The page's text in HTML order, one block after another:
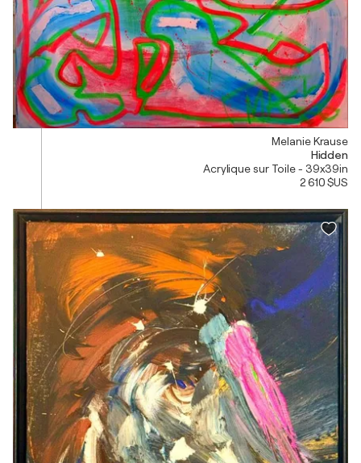
Melanie Krause
Hidden
Acrylique sur Toile - 39x39in
2 610 $US